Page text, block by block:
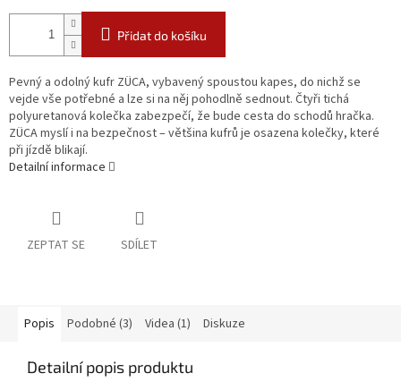
Přidat do košíku
Pevný a odolný kufr ZÜCA, vybavený spoustou kapes, do nichž se
vejde vše potřebné a lze si na něj pohodlně sednout. Čtyři tichá
polyuretanová kolečka zabezpečí, že bude cesta do schodů hračka.
ZÜCA myslí i na bezpečnost – většina kufrů je osazena kolečky, které
při jízdě blikají.
Detailní informace
ZEPTAT SE SDÍLET
Popis Podobné (3) Videa (1) Diskuze
Detailní popis produktu